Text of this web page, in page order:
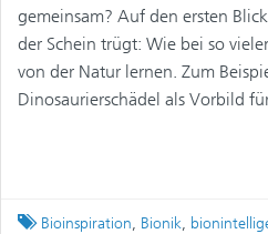
gemeinsam? Auf den ersten
der Schein trügt: Wie bei so
von der Natur lernen. Zum
Dinosaurierschädel als Vorbild
Tagged
Bioinspiration, Bionik,